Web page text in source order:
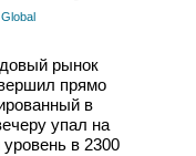
рынок
прямо
в
упал на
в 2300